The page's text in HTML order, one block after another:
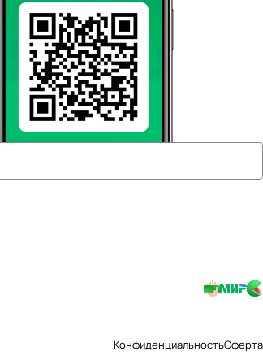
КонфиденциальностьОферта